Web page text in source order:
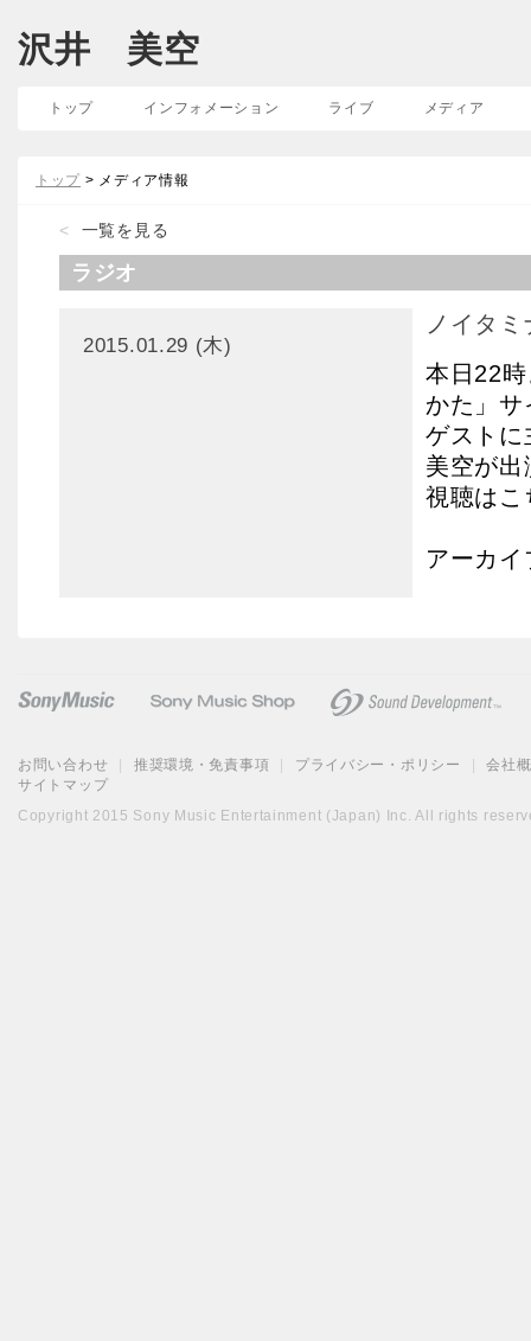
沢井 美空
トップ インフォメーション ライブ メディア
トップ > メディア情報
< 一覧を見る
ラジオ
2015.01.29 (木)
ノイタ
本日22
かた」サ
ゲストに
美空が出
視聴は
アーカ
お問い合わせ 推奨環境・免責事項 プライバシー・ポリシー
会社
サイトマップ
Copyright 2015 Sony Music Entertainment (Japan) Inc. All rights